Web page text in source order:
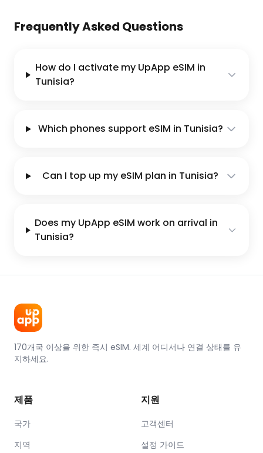
Frequently Asked Questions
How do I activate my UpApp eSIM in
Tunisia?
Which phones support eSIM in Tunisia?
Can I top up my eSIM plan in Tunisia?
Does my UpApp eSIM work on arrival in
Tunisia?
170개국 이상을 위한 즉시 eSIM. 세계 어디서나 연결 상태를 유
지하세요.
제품
국가
지역
지원
고객센터
설정 가이드